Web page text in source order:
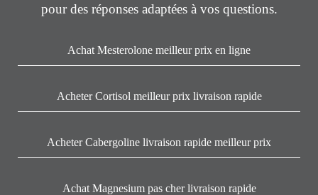
pour des réponses adaptées à vos questions.
Achat Mesterolone meilleur prix en ligne
Acheter Cortisol meilleur prix livraison rapide
Acheter Cabergoline livraison rapide meilleur prix
Achat Magnesium pas cher livraison rapide